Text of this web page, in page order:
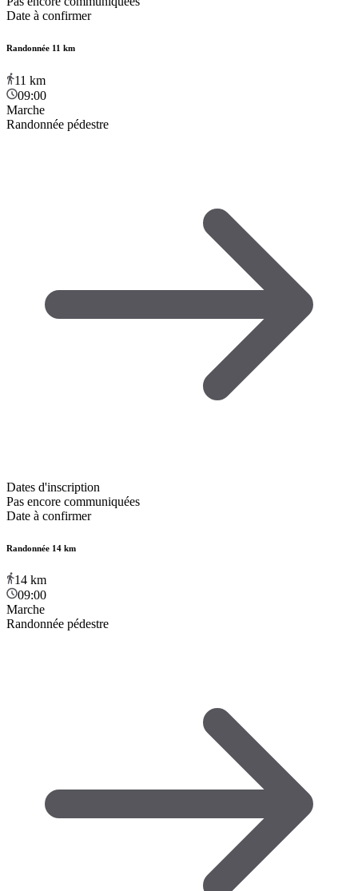
Date à confirmer
Randonnée 11 km
11 km
09:00
Marche
Randonnée pédestre
Dates d'inscription
Pas encore communiquées
Date à confirmer
Randonnée 14 km
14 km
09:00
Marche
Randonnée pédestre